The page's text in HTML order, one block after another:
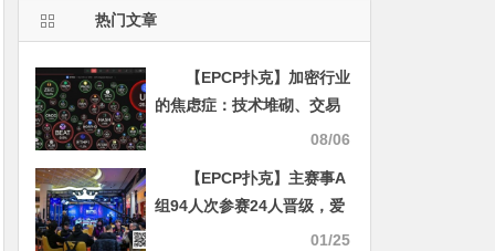
热门文章
【EPCP扑克】加密行业
的焦虑症：技术堆砌、交易
所短视与创新枯竭的三重困
08/06
【EPCP扑克】主赛事A
组94人次参赛24人晋级，爱
沙尼亚选手领跑计分榜，周
01/25